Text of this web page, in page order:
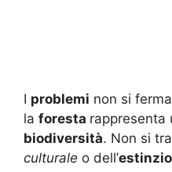
I problemi non si
la foresta rappresenta
biodiversità. Non si
culturale o dell’